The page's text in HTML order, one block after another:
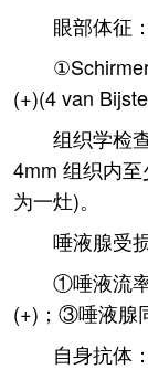
眼部体征
(+)(4 van
组织学检
4mm 组织内
为一灶)。
唾液腺受
①唾液流
(+)；③唾液腺
自身抗体